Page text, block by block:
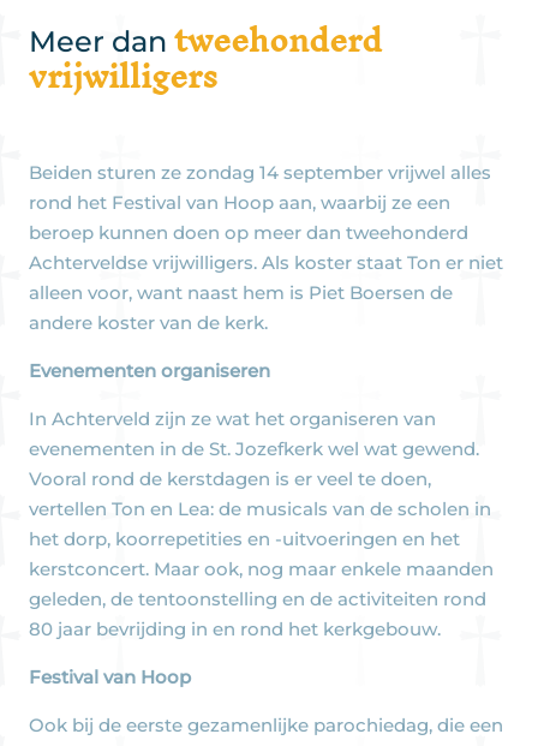
Meer dan tweehonderd
vrijwilligers
Beiden sturen ze zondag 14 september vrijwel alles
rond het Festival van Hoop aan, waarbij ze een
beroep kunnen doen op meer dan tweehonderd
Achterveldse vrijwilligers. Als koster staat Ton er niet
alleen voor, want naast hem is Piet Boersen de
andere koster van de kerk.
Evenementen organiseren
In Achterveld zijn ze wat het organiseren van
evenementen in de St. Jozefkerk wel wat gewend.
Vooral rond de kerstdagen is er veel te doen,
vertellen Ton en Lea: de musicals van de scholen in
het dorp, koorrepetities en -uitvoeringen en het
kerstconcert. Maar ook, nog maar enkele maanden
geleden, de tentoonstelling en de activiteiten rond
80 jaar bevrijding in en rond het kerkgebouw.
Festival van Hoop
Ook bij de eerste gezamenlijke parochiedag, die een